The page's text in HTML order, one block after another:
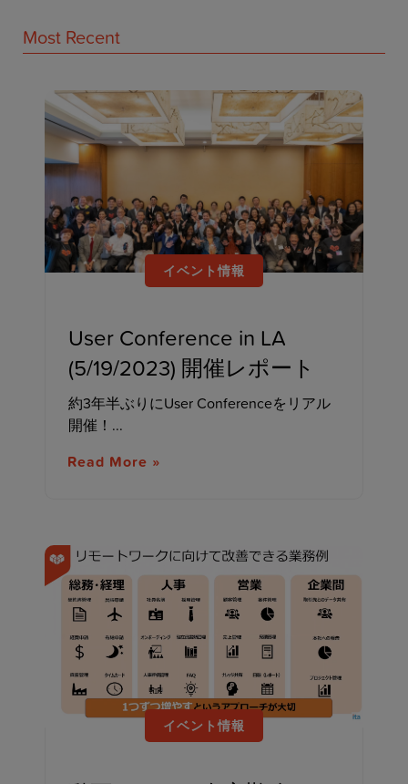
Most Recent
イベント情報
User Conference in LA
(5/19/2023) 開催レポート
約3年半ぶりにUser Conferenceをリアル
開催！...
Read More »
イベント情報